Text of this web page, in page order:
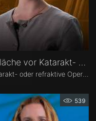
Optimierung der Augenoberfläche vor Katarakt- und Refraktiver Operation – Dr. Leonie Menghesha
539